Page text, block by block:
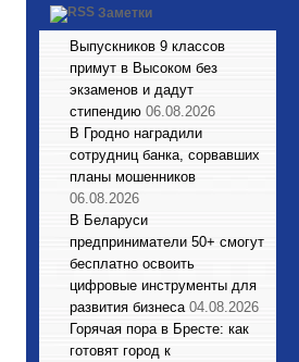
Заметки
Выпускников 9 классов
примут в Высоком без
экзаменов и дадут
стипендию 06.08.2026
В Гродно наградили
сотрудниц банка, сорвавших
планы мошенников
06.08.2026
В Беларуси
предприниматели 50+ смогут
бесплатно освоить
цифровые инструменты для
развития бизнеса 04.08.2026
Горячая пора в Бресте: как
готовят город к